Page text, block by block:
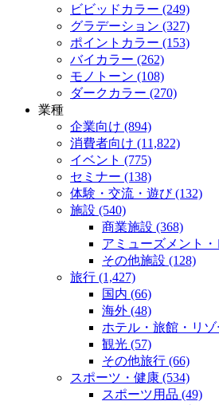
ビビッドカラー (249)
グラデーション (327)
ポイントカラー (153)
バイカラー (262)
モノトーン (108)
ダークカラー (270)
業種
企業向け (894)
消費者向け (11,822)
イベント (775)
セミナー (138)
体験・交流・遊び (132)
施設 (540)
商業施設 (368)
アミューズメント
その他施設 (128)
旅行 (1,427)
国内 (66)
海外 (48)
ホテル・旅館・リゾ
観光 (57)
その他旅行 (66)
スポーツ・健康 (534)
スポーツ用品 (49)